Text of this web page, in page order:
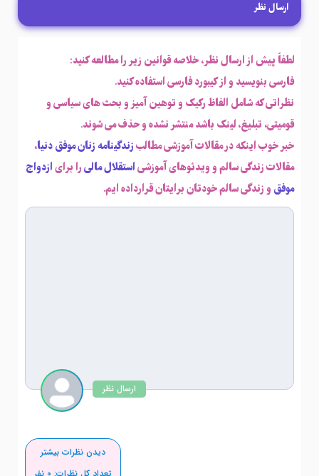
ارسال نظر
لطفاً پیش از ارسال نظر، خلاصه قوانین زیر را مطالعه کنید:
فارسی بنویسید و از کیبورد فارسی استفاده کنید.
نظراتی که شامل الفاظ رکیک و توهین آمیز و بحث های سیاسی و
قومیتی، تبلیغ، لینک باشد منتشر نشده و حذف می شوند.
خبر خوب اینکه در مقالات آموزشی مطالبزندگینامه زنان موفق دنیا،
مقالات زندگی سالم و ویدئوهای آموزشیاستقلال مالیرا برایازدواج
موفق و زندگی سالم خودتان برایتان قرارداده ایم.
ارسال نظر
دیدن نظرات بیشتر